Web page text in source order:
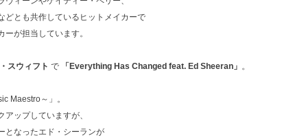
どとも共作しているヒットメイカーで
が担当しています。
スウィフト で 「Everything Has Changed feat. Ed Sheeran」 。
Maestro～」。
ップしていますが、
となったエド・シーランが